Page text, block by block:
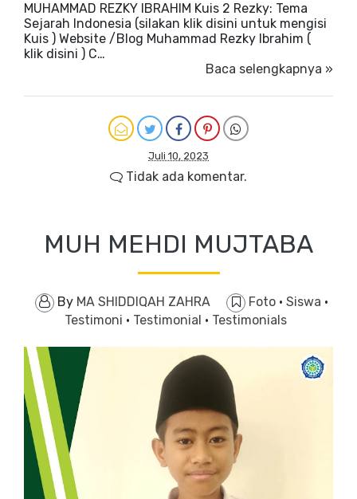
MUHAMMAD REZKY IBRAHIM Kuis 2 Rezky: Tema
Sejarah Indonesia (silakan klik disini untuk mengisi
Kuis ) Website /Blog Muhammad Rezky Ibrahim (
klik disini ) C…
Baca selengkapnya »
Juli 10, 2023
Tidak ada komentar.
MUH MEHDI MUJTABA
By MA SHIDDIQAH ZAHRA Foto · Siswa ·
Testimoni · Testimonial · Testimonials